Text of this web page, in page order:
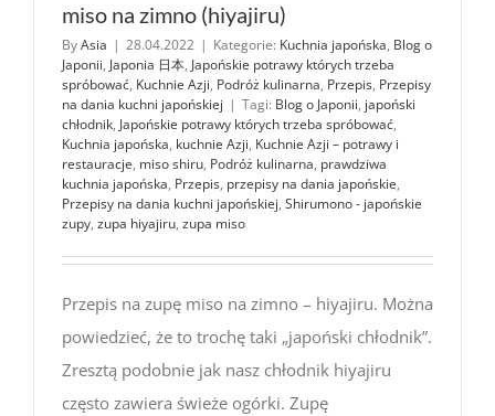
miso na zimno (hiyajiru)
ByAsia | 28.04.2022 | Kategorie: Kuchnia japońska, Blog o
Japonii, Japonia 日本, Japońskie potrawy których trzeba
spróbować, Kuchnie Azji, Podróż kulinarna, Przepis, Przepisy
na dania kuchni japońskiej | Tagi: Blog o Japonii, japoński
chłodnik, Japońskie potrawy których trzeba spróbować,
Kuchnia japońska, kuchnie Azji, Kuchnie Azji – potrawy i
restauracje, miso shiru, Podróż kulinarna, prawdziwa
kuchnia japońska, Przepis, przepisy na dania japońskie,
Przepisy na dania kuchni japońskiej, Shirumono - japońskie
zupy, zupa hiyajiru, zupa miso
Przepis na zupę miso na zimno – hiyajiru. Można
powiedzieć, że to trochę taki „japoński chłodnik”.
Zresztą podobnie jak nasz chłodnik hiyajiru
często zawiera świeże ogórki. Zupę